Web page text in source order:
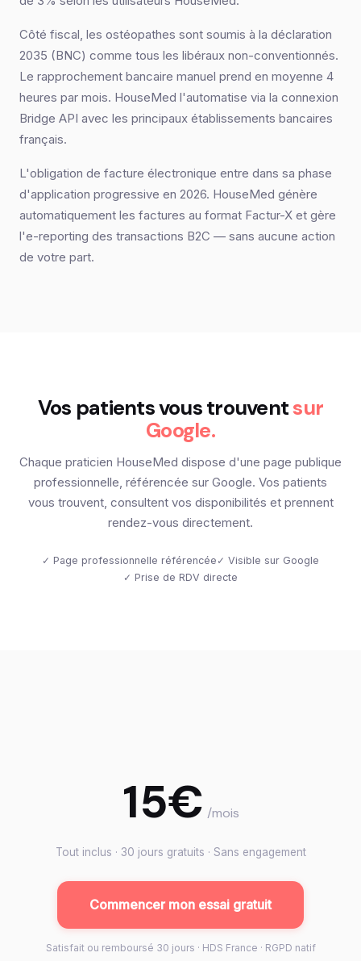
Côté fiscal, les ostéopathes sont soumis à la déclaration
2035 (BNC) comme tous les libéraux non-conventionnés.
Le rapprochement bancaire manuel prend en moyenne 4
heures par mois. HouseMed l'automatise via la connexion
Bridge API avec les principaux établissements bancaires
français.
L'obligation de facture électronique entre dans sa phase
d'application progressive en 2026. HouseMed génère
automatiquement les factures au format Factur-X et gère
l'e-reporting des transactions B2C — sans aucune action
de votre part.
Vos patients vous trouventsur
Google.
Chaque praticien HouseMed dispose d'une page publique
professionnelle, référencée sur Google. Vos patients
vous trouvent, consultent vos disponibilités et prennent
rendez-vous directement.
✓ Page professionnelle référencée ✓ Visible sur Google
✓ Prise de RDV directe
15€ /mois
Tout inclus · 30 jours gratuits · Sans engagement
Commencer mon essai gratuit
Satisfait ou remboursé 30 jours · HDS France · RGPD natif